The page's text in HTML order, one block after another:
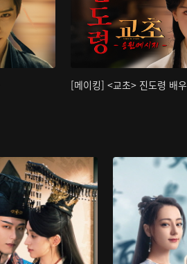
[메이킹] <교초> 진도령 배